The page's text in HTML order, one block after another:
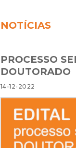
NOTÍCIAS
PROCESSO
DOUTORADO
14-12-2022